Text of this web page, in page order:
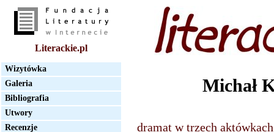
Literackie.pl
Wizytówka
Galeria
Bibliografia
Utwory
Recenzje
Michał
dramat w trzech